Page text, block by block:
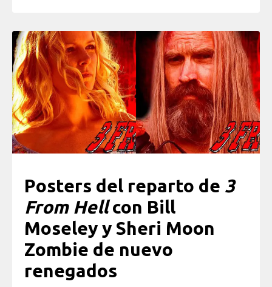
Posters del reparto de 3
From Hellcon Bill
Moseley y Sheri Moon
Zombie de nuevo
renegados